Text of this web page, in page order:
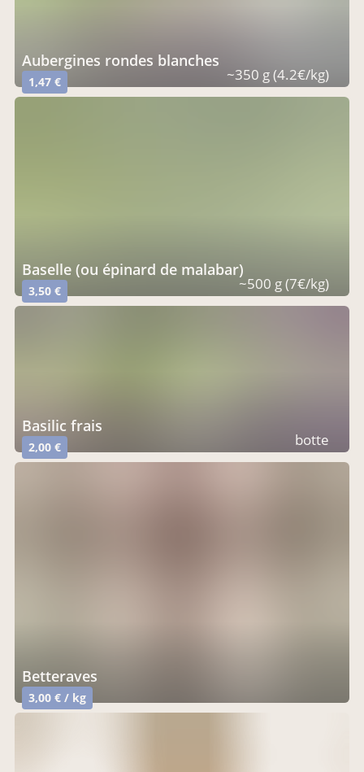
aubergines rondes blanches
1,47 € ~350 g (4.2€/kg)
baselle (ou épinard de malabar)
3,50 € ~500 g (7€/kg)
basilic frais
2,00 € botte
betteraves
3,00 € / kg